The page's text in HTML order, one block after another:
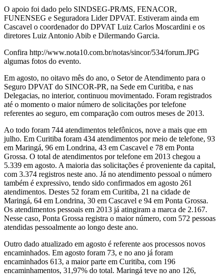
O apoio foi dado pelo SINDSEG-PR/MS, FENACOR,
FUNENSEG e Seguradora Lider DPVAT. Estiveram ainda em
Cascavel o coordenador do DPVAT Luiz Carlos Moscardini e os
diretores Luiz Antonio Abib e Dilermando Garcia.
Confira http://www.nota10.com.br/notas/sincor/534/forum.JPG
algumas fotos do evento.
Em agosto, no oitavo mês do ano, o Setor de Atendimento para o
Seguro DPVAT do SINCOR-PR, na Sede em Curitiba, e nas
Delegacias, no interior, continuou movimentado. Foram registrados
até o momento o maior número de solicitações por telefone
referentes ao seguro, em comparação com outros meses de 2013.
Ao todo foram 744 atendimentos telefônicos, nove a mais que em
julho. Em Curitiba foram 434 atendimentos por meio de telefone, 93
em Maringá, 96 em Londrina, 43 em Cascavel e 78 em Ponta
Grossa. O total de atendimentos por telefone em 2013 chegou a
5.339 em agosto. A maioria das solicitações é proveniente da capital,
com 3.374 registros neste ano. Já no atendimento pessoal o número
também é expressivo, tendo sido confirmados em agosto 261
atendimentos. Destes 52 foram em Curitiba, 21 na cidade de
Maringá, 64 em Londrina, 30 em Cascavel e 94 em Ponta Grossa.
Os atendimentos pessoais em 2013 já atingiram a marca de 2.167.
Nesse caso, Ponta Grossa registra o maior número, com 572 pessoas
atendidas pessoalmente ao longo deste ano.
Outro dado atualizado em agosto é referente aos processos novos
encaminhados. Em agosto foram 73, e no ano já foram
encaminhados 613, a maior parte em Curitiba, com 196
encaminhamentos, 31,97% do total. Maringá teve no ano 126,